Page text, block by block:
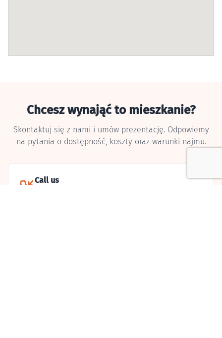
Chcesz wynająć to mieszkanie?
Skontaktuj się z nami i umów prezentację. Odpowiemy
na pytania o dostępność, koszty oraz warunki najmu.
Call us